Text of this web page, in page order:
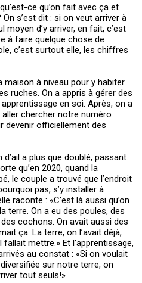
ce qu’on fait avec ça et
s’est dit : si on veut arriver à
d’y arriver, en fait, c’est
à faire quelque chose de
c’est surtout elle, les chiffres
à niveau pour y habiter.
ruches. On a appris à gérer des
en soi. Après, on a
chercher notre numéro
devenir officiellement des
a plus que doublé, passant
qu’en 2020, quand la
le couple a trouvé que l’endroit
pas, s’y installer à
raconte : «C’est là aussi qu’on
terre. On a eu des poules, des
cochons. On avait aussi des
ça. La terre, on l’avait déjà,
fallait mettre.» Et l’apprentissage,
au constat : «Si on voulait
sur notre terre, on
tout seuls!»